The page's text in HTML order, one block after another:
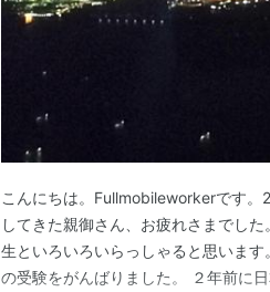
こんにちは。Fullmobileworkerです。
してきた親御さん、お疲れさまでし
生といろいろいらっしゃると思いま
の受験をがんばりました。 ２年前に